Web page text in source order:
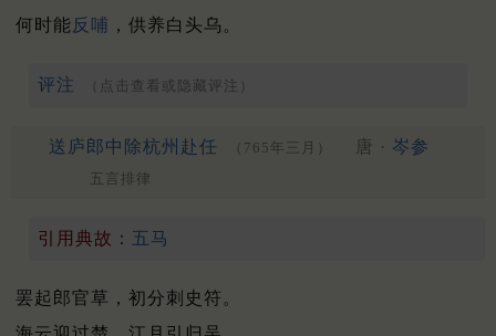
何时能反哺 ，供养白头乌。
评注 （点击查看或隐藏评注）
送庐郎中除杭州赴任 （765年三月） 唐 · 岑参
五言排律
引用典故： 五马
罢起郎官草，初分刺史符。